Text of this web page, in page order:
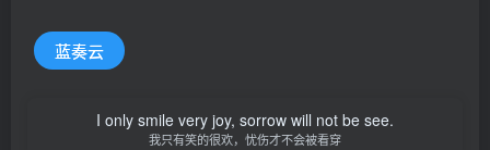
蓝奏云
I only smile very joy, sorrow will not be see.
我只有笑的很欢，忧伤才不会被看穿